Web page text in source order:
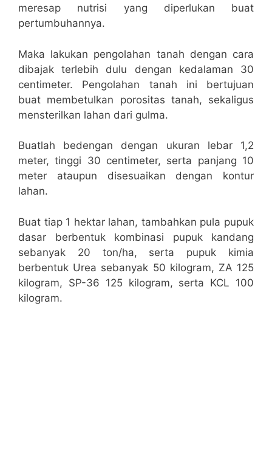
meresap nutrisi yang diperlukan buat
pertumbuhannya.
Maka lakukan pengolahan tanah dengan cara
dibajak terlebih dulu dengan kedalaman 30
centimeter. Pengolahan tanah ini bertujuan
buat membetulkan porositas tanah, sekaligus
mensterilkan lahan dari gulma.
Buatlah bedengan dengan ukuran lebar 1,2
meter, tinggi 30 centimeter, serta panjang 10
meter ataupun disesuaikan dengan kontur
lahan.
Buat tiap 1 hektar lahan, tambahkan pula pupuk
dasar berbentuk kombinasi pupuk kandang
sebanyak 20 ton/ha, serta pupuk kimia
berbentuk Urea sebanyak 50 kilogram, ZA 125
kilogram, SP-36 125 kilogram, serta KCL 100
kilogram.